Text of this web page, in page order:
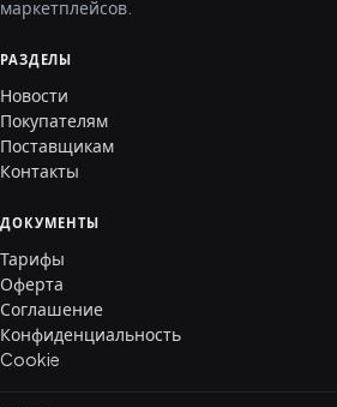
маркетплейсов.
РАЗДЕЛЫ
Новости
Покупателям
Поставщикам
Контакты
ДОКУМЕНТЫ
Тарифы
Оферта
Соглашение
Конфиденциальность
Cookie